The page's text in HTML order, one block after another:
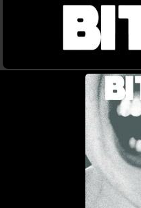
FEEEDBACK